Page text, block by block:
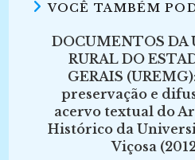
VOCÊ TAMBÉM
DOCUMENTOS DA
RURAL DO
GERAIS
preservação e
acervo textual do
Histórico da
Viçosa